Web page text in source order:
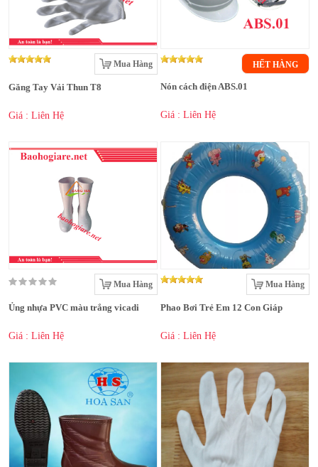
Mua Hàng
Găng Tay Vải Thun T8
Giá : Liên Hệ
HẾT HÀNG
Nón cách điện ABS.01
Giá : Liên Hệ
Mua Hàng
Ủng nhựa PVC màu trắng vicadi
Giá : Liên Hệ
Mua Hàng
Phao Bơi Trẻ Em 12 Con Giáp
Giá : Liên Hệ